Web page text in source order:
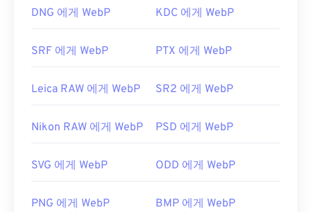
DNG 에게 WebP KDC 에게 WebP
SRF 에게 WebP PTX 에게 WebP
Leica RAW 에게 WebP SR2 에게 WebP
Nikon RAW 에게 WebP PSD 에게 WebP
SVG 에게 WebP ODD 에게 WebP
PNG 에게 WebP BMP 에게 WebP